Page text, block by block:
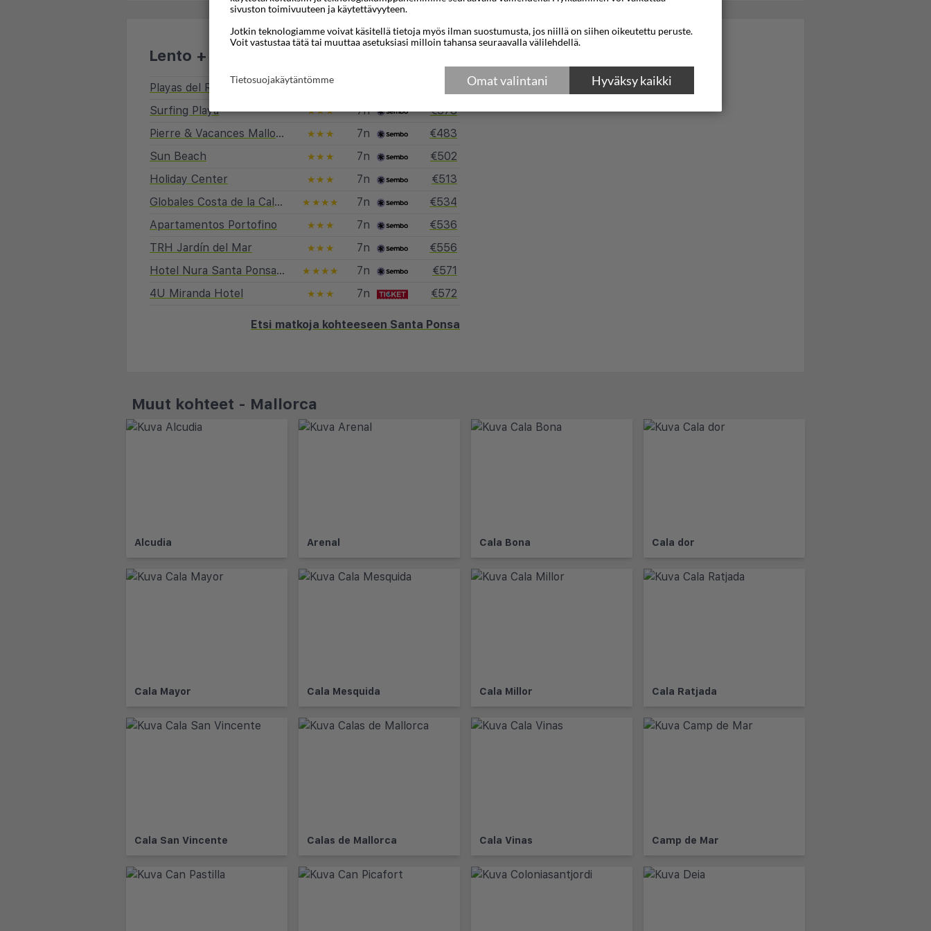
Lento + hotelli
Playas del Rey
Surfing Playa
★★★ 7n
€378
Pierre & Vacances Mallorca Deya Apartamentos
★★★ 7n
€483
Sun Beach
★★★ 7n
€502
Holiday Center
★★★ 7n
€513
Globales Costa de la Calma
★★★★ 7n
€534
Apartamentos Portofino
★★★ 7n
€536
TRH Jardín del Mar
★★★ 7n
€556
Hotel Nura Santa Ponsa Pins
★★★★ 7n
€571
4U Miranda Hotel
★★★ 7n €572
Etsi matkoja kohteeseen Santa Ponsa
Muut kohteet - Mallorca
Alcudia Arenal Cala Bona Cala dor
Cala Mayor Cala Mesquida Cala Millor Cala Ratjada
Cala San Vincente Calas de Mallorca Cala Vinas Camp de Mar
sivuston toimivuuteen ja käytettävyyteen.
Jotkin teknologiamme voivat käsitellä tietoja myös ilman suostumusta, jos niillä on siihen oikeutettu peruste.
Voit vastustaa tätä tai muuttaa asetuksiasi milloin tahansa seuraavalla välilehdellä.
Hyväksy kaikki
Omat valintani
Tietosuojakäytäntömme